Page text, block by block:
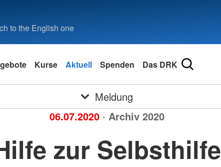
to the English one
Kurse Aktuell Spenden Das DRK
Meldung
06.07.2020 · Archiv 2020
zur Selbsthilfe